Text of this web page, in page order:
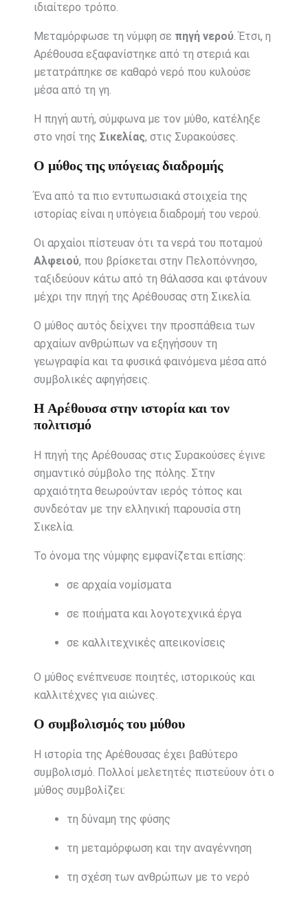
ιδιαίτερο τρόπο.
Μεταμόρφωσε τη νύμφη σε πηγή νερού. Έτσι, η
Αρέθουσα εξαφανίστηκε από τη στεριά και
μετατράπηκε σε καθαρό νερό που κυλούσε
μέσα από τη γη.
Η πηγή αυτή, σύμφωνα με τον μύθο, κατέληξε
στο νησί της Σικελίας, στις Συρακούσες.
Ο μύθος της υπόγειας διαδρομής
Ένα από τα πιο εντυπωσιακά στοιχεία της
ιστορίας είναι η υπόγεια διαδρομή του νερού.
Οι αρχαίοι πίστευαν ότι τα νερά του ποταμού
Αλφειού, που βρίσκεται στην Πελοπόννησο,
ταξιδεύουν κάτω από τη θάλασσα και φτάνουν
μέχρι την πηγή της Αρέθουσας στη Σικελία.
Ο μύθος αυτός δείχνει την προσπάθεια των
αρχαίων ανθρώπων να εξηγήσουν τη
γεωγραφία και τα φυσικά φαινόμενα μέσα από
συμβολικές αφηγήσεις.
Η Αρέθουσα στην ιστορία και τον
πολιτισμό
Η πηγή της Αρέθουσας στις Συρακούσες έγινε
σημαντικό σύμβολο της πόλης. Στην
αρχαιότητα θεωρούνταν ιερός τόπος και
συνδεόταν με την ελληνική παρουσία στη
Σικελία.
Το όνομα της νύμφης εμφανίζεται επίσης:
σε αρχαία νομίσματα
σε ποιήματα και λογοτεχνικά έργα
σε καλλιτεχνικές απεικονίσεις
Ο μύθος ενέπνευσε ποιητές, ιστορικούς και
καλλιτέχνες για αιώνες.
Ο συμβολισμός του μύθου
Η ιστορία της Αρέθουσας έχει βαθύτερο
συμβολισμό. Πολλοί μελετητές πιστεύουν ότι ο
μύθος συμβολίζει:
τη δύναμη της φύσης
τη μεταμόρφωση και την αναγέννηση
τη σχέση των ανθρώπων με το νερό